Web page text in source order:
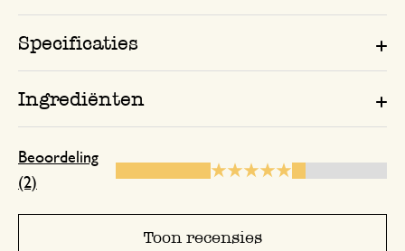
Specificaties
Ingrediënten
Beoordeling
(2)
Toon recensies